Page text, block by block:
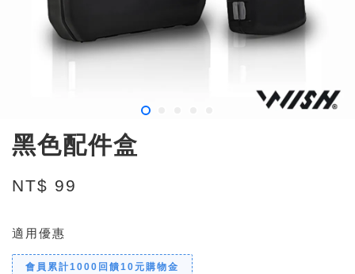
黑色配件盒
NT$ 99
適用優惠
會員累計1000回饋10元購物金